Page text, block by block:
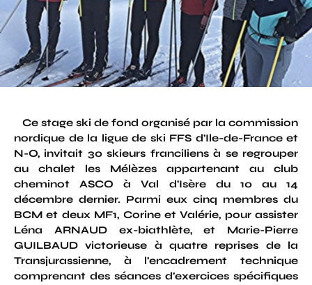
Ce stage ski de fond organisé par la commission
nordique de la ligue de ski FFS d'Ile-de-France et
N-O, invitait 30 skieurs franciliens à se regrouper
au chalet les Mélèzes appartenant au club
cheminot ASCO à Val d'Isère du 10 au 14
décembre dernier. Parmi eux cinq membres du
BCM et deux MF1, Corine et Valérie, pour assister
Léna ARNAUD ex-biathlète, et Marie-Pierre
GUILBAUD victorieuse à quatre reprises de la
Transjurassienne, à l'encadrement technique
comprenant des séances d'exercices spécifiques